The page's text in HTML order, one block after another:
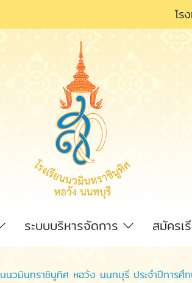
โร
ระบบบริหารจัดการ สมัครเ
นนวมินทราชินูทิศ หอวัง นนทบุรี ประจำปีการศึ